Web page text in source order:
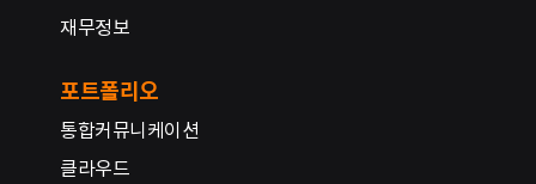
재무정보
포트폴리오
통합커뮤니케이션
클라우드